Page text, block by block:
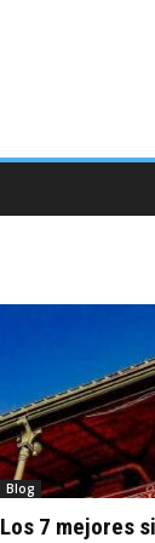
Blog
Los 7 mejores